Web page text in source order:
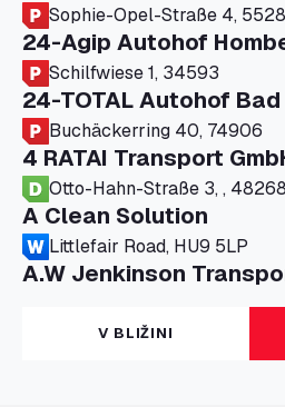
Sophie-Opel-Straße 4,
24-Agip Autohof
Schilfwiese 1, 34593
24-TOTAL Autohof
Buchäckerring 40, 74906
4 RATAI Transport
Otto-Hahn-Straße 3, , 48268
A Clean Solution
Littlefair Road, HU9 5LP
A.W Jenkinson
Progress House, ME11
A+G Nettetal - Depot
Am Panneschopp 7, 41334
V BLIŽINI